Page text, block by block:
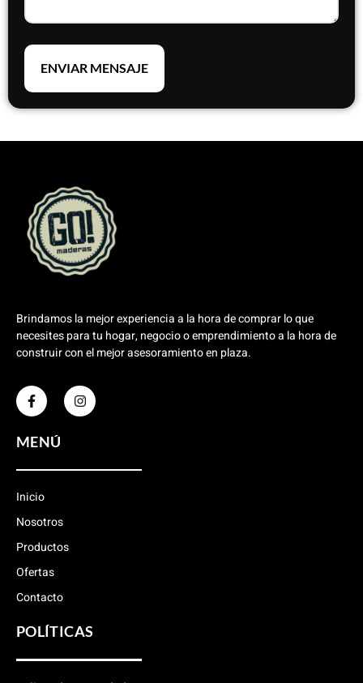
ENVIAR MENSAJE
Brindamos la mejor experiencia a la hora de comprar lo que
necesites para tu hogar, negocio o emprendimiento a la hora de
construir con el mejor asesoramiento en plaza.
MENÚ
Inicio
Nosotros
Productos
Ofertas
Contacto
POLÍTICAS